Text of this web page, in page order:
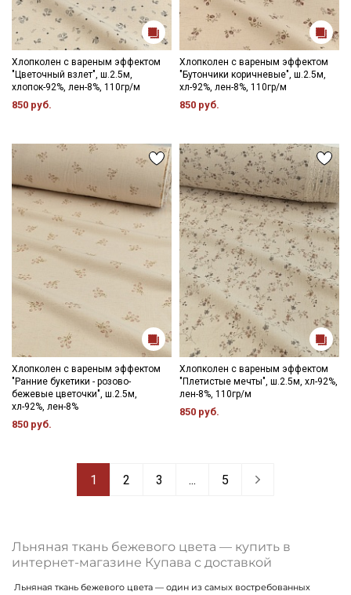
Хлопколен с вареным эффектом
"Цветочный взлет", ш.2.5м,
хлопок-92%, лен-8%, 110гр/м
850 руб.
Хлопколен с вареным эффектом
"Бутончики коричневые", ш.2.5м,
хл-92%, лен-8%, 110гр/м
850 руб.
Хлопколен с вареным эффектом
"Ранние букетики - розово-
бежевые цветочки", ш.2.5м,
хл-92%, лен-8%
850 руб.
Хлопколен с вареным эффектом
"Плетистые мечты", ш.2.5м, хл-92%,
лен-8%, 110гр/м
850 руб.
1 2 3 ... 5
Льняная ткань бежевого цвета — купить в
интернет-магазине Купава с доставкой
Льняная ткань бежевого цвета — один из самых востребованных